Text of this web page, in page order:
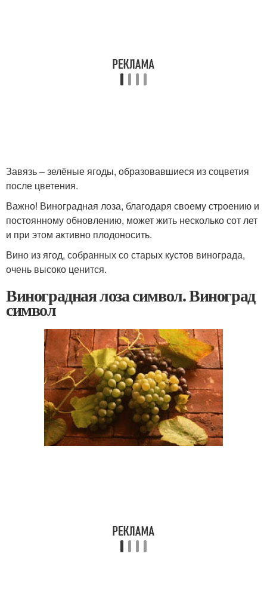
Завязь – зелёные ягоды, образовавшиеся из соцветия
после цветения.
Важно! Виноградная лоза, благодаря своему строению и
постоянному обновлению, может жить несколько сот лет
и при этом активно плодоносить.
Вино из ягод, собранных со старых кустов винограда,
очень высоко ценится.
Виноградная лоза символ. Виноград
символ